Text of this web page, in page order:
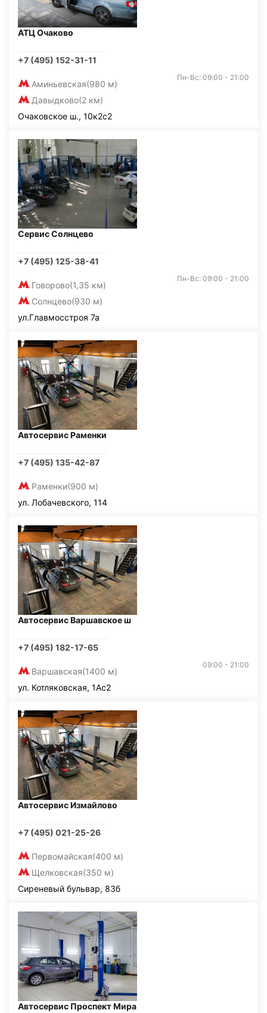
АТЦ Очаково
+7 (495) 152-31-11
Аминьевская(980 м)
Давыдково(2 км)
Пн-Вс: 09:00 - 21:00
Очаковское ш., 10к2с2
Сервис Солнцево
+7 (495) 125-38-41
Говорово(1,35 км)
Солнцево(930 м)
Пн-Вс: 09:00 - 21:00
ул.Главмосстроя 7а
Автосервис Раменки
+7 (495) 135-42-87
Раменки(900 м)
ул. Лобачевского, 114
Автосервис Варшавское ш
+7 (495) 182-17-65
Варшавская(1400 м)
09:00 - 21:00
ул. Котляковская, 1Ас2
Автосервис Измайлово
+7 (495) 021-25-26
Первомайская(400 м)
Щелковская(350 м)
Сиреневый бульвар, 83б
Автосервис Проспект Мира